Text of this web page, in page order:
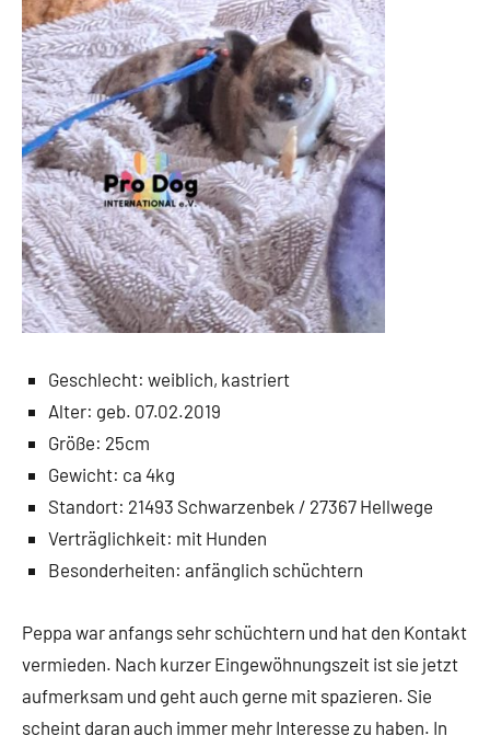
Geschlecht: weiblich, kastriert
Alter: geb. 07.02.2019
Größe: 25cm
Gewicht: ca 4kg
Standort: 21493 Schwarzenbek / 27367 Hellwege
Verträglichkeit: mit Hunden
Besonderheiten: anfänglich schüchtern
Peppa war anfangs sehr schüchtern und hat den Kontakt
vermieden. Nach kurzer Eingewöhnungszeit ist sie jetzt
aufmerksam und geht auch gerne mit spazieren. Sie
scheint daran auch immer mehr Interesse zu haben. In